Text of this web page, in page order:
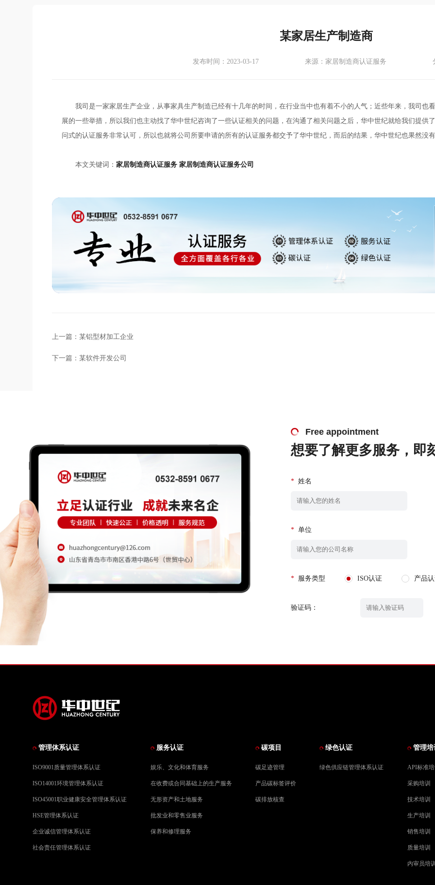
某家居生产制造商
发布时间：2023-03-17 来源：家居制造商认证服务
我司是一家家居生产企业，从事家具生产制造已经有十几年的时间，在行业当中也有着不小的人气；近些年来，我司也
展的一些举措，所以我们也主动找了华中世纪咨询了一些认证相关的问题，在沟通了相关问题之后，华中世纪就给我们提供
问式的认证服务非常认可，所以也就将公司所要申请的所有的认证服务都交予了华中世纪，而后的结果，华中世纪也果然没
本文关键词：家居制造商认证服务 家居制造商认证服务公司
上一篇：某铝型材加工企业
下一篇：某软件开发公司
Free appointment
想要了解更多服务，即
* 姓名
* 单位
* 服务类型 ISO认证 产品
验证码：
管理体系认证
ISO9001质量管理体系认证
ISO14001环境管理体系认证
ISO45001职业健康安全管理体系认证
HSE管理体系认证
企业诚信管理体系认证
社会责任管理体系认证
服务认证
娱乐、文化和体育服务
在收费或合同基础上的生产服务
无形资产和土地服务
批发业和零售业服务
保养和修理服务
碳项目
碳足迹管理
产品碳标签评价
碳排放核查
绿色认证
绿色供应链管理体系认证
管理培
API标准
采购培训
技术培训
生产培训
销售培训
质量培训
内审员培